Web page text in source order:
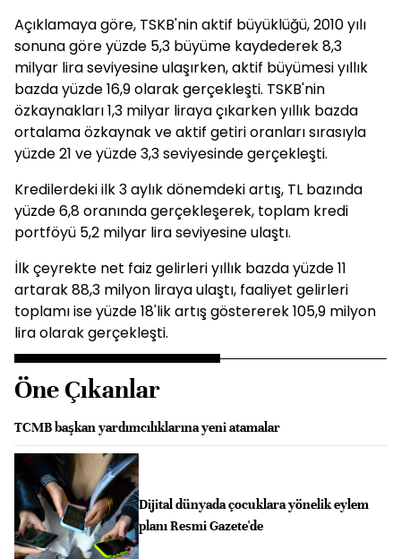
Açıklamaya göre, TSKB'nin aktif büyüklüğü, 2010 yılı
sonuna göre yüzde 5,3 büyüme kaydederek 8,3
milyar lira seviyesine ulaşırken, aktif büyümesi yıllık
bazda yüzde 16,9 olarak gerçekleşti. TSKB'nin
özkaynakları 1,3 milyar liraya çıkarken yıllık bazda
ortalama özkaynak ve aktif getiri oranları sırasıyla
yüzde 21 ve yüzde 3,3 seviyesinde gerçekleşti.
Kredilerdeki ilk 3 aylık dönemdeki artış, TL bazında
yüzde 6,8 oranında gerçekleşerek, toplam kredi
portföyü 5,2 milyar lira seviyesine ulaştı.
İlk çeyrekte net faiz gelirleri yıllık bazda yüzde 11
artarak 88,3 milyon liraya ulaştı, faaliyet gelirleri
toplamı ise yüzde 18'lik artış göstererek 105,9 milyon
lira olarak gerçekleşti.
Öne Çıkanlar
TCMB başkan yardımcılıklarına yeni atamalar
Dijital dünyada çocuklara yönelik eylem
planı Resmi Gazete'de